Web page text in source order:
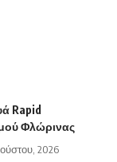
Rapid
Φλώρινας
2026